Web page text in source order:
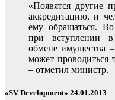
«Появятся другие
аккредитацию, и
ему обращаться.
при вступлении
обмене имущества –
может проводиться
– отметил министр.
«SV Development» 24.01.2013